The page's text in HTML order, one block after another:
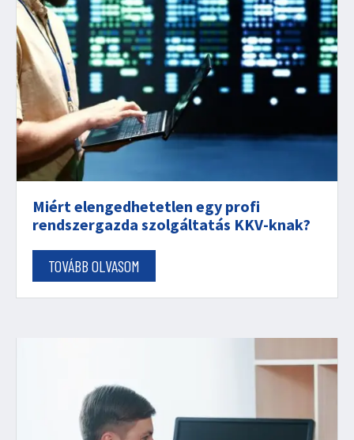
Miért elengedhetetlen egy profi
rendszergazda szolgáltatás KKV-knak?
TOVÁBB OLVASOM